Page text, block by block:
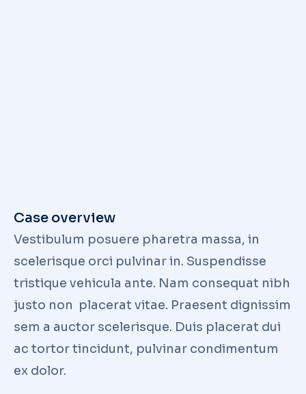
Case overview
Vestibulum posuere pharetra massa, in
scelerisque orci pulvinar in. Suspendisse
tristique vehicula ante. Nam consequat nibh
justo non placerat vitae. Praesent dignissim
sem a auctor scelerisque. Duis placerat dui
ac tortor tincidunt, pulvinar condimentum
ex dolor.